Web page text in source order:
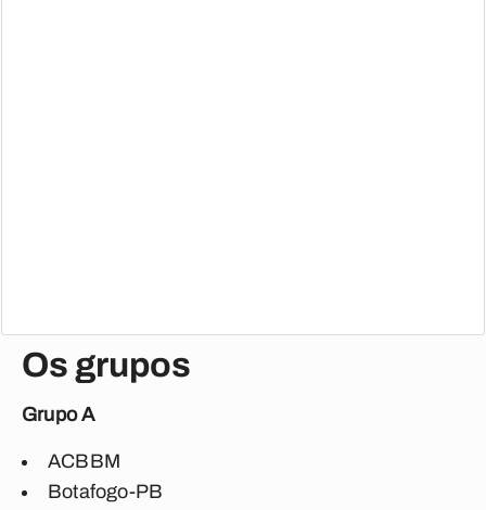
Os grupos
Grupo A
ACBBM
Botafogo-PB